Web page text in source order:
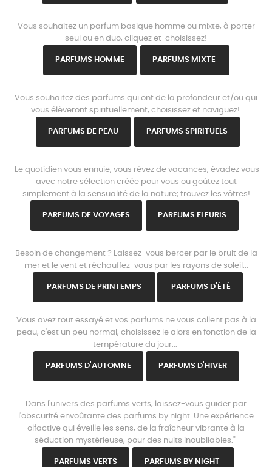
Vous souhaitez un parfum basique homme ou mixte, à porter
seul ou en duo, cliquez et choisissez!
PARFUMS HOMME PARFUMS MIXTE
Vous souhaitez des parfums qui ont de la profondeur et/ou qui
vous élèveront spirituellement, choisissez et naviguez!
PARFUMS DE PEAU PARFUMS SPIRITUELS
Le quotidien vous ennuie, vous rêvez de vacances, évadez vous
avec notre sélection créée pour vous ou goûtez tout
simplement à la sensualité de la nature; trouvez les vôtres!
PARFUMS DE VOYAGES PARFUMS FLEURIS
Besoin de changement ? Laissez-vous bercer par le bruit de la
mer et le vent et réchauffez-vous par les rayons de soleil...
PARFUMS DE PRINTEMPS PARFUMS D'ÉTÉ
Vous avez tout essayé et vos parfums ne vous collent pas à la
peau, c'est un peu normal, choisissez le alors en fonction de la
température du jour...
PARFUMS D'AUTOMNE PARFUMS D'HIVER
Dans l'univers des parfums verts, laissez-vous guider par
l'obscurité envoûtante des parfums by night. Une expérience
olfactive qui éveille les sens, de la fraîcheur vibrante à la
séduction mystérieuse, pour des nuits inoubliables."
PARFUMS VERTS PARFUMS BY NIGHT